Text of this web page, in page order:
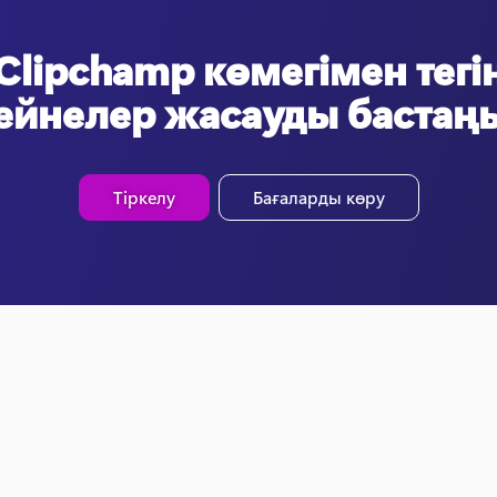
көмегімен
жасауды
Тіркелу Бағаларды көру